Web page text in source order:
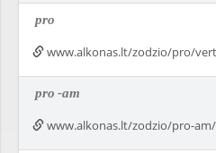
pro
www.alkonas.lt/zodzio/pro/
pro -am
www.alkonas.lt/zodzio/pro-